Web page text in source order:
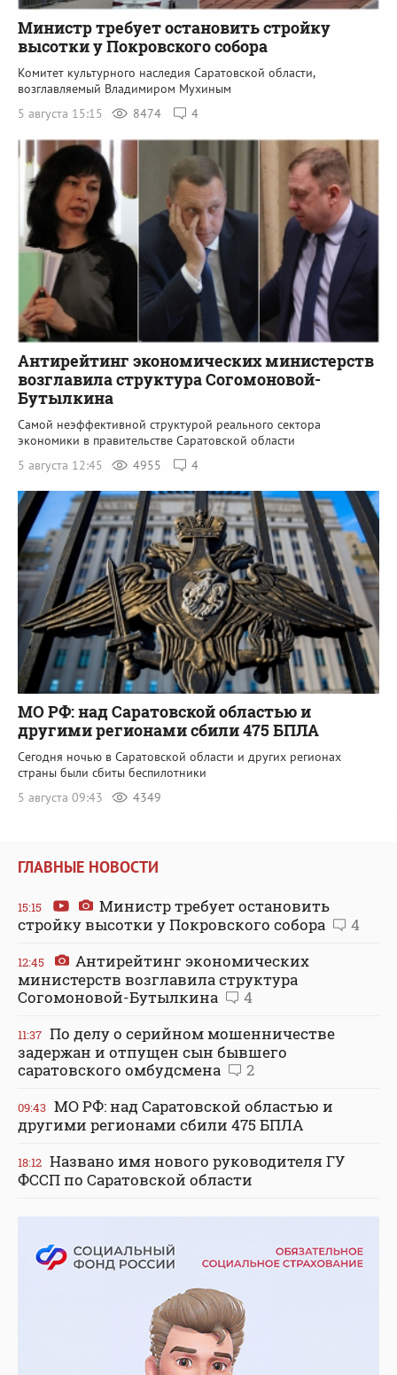
Министр требует остановить стройку
высотки у Покровского собора
Комитет культурного наследия Саратовской области,
возглавляемый Владимиром Мухиным
5 августа 15:15
8474 4
Антирейтинг экономических министерств
возглавила структура Согомоновой-
Бутылкина
Самой неэффективной структурой реального сектора
экономики в правительстве Саратовской области
5 августа 12:45
4955 4
МО РФ: над Саратовской областью и
другими регионами сбили 475 БПЛА
Сегодня ночью в Саратовской области и других регионах
страны были сбиты беспилотники
5 августа 09:43
4349
ГЛАВНЫЕ НОВОСТИ
15:15
Министр требует остановить
стройку высотки у Покровского собора
4
12:45
Антирейтинг экономических
министерств возглавила структура
Согомоновой-Бутылкина
4
11:37 По делу о серийном мошенничестве
задержан и отпущен сын бывшего
саратовского омбудсмена
2
09:43 МО РФ: над Саратовской областью и
другими регионами сбили 475 БПЛА
18:12 Названо имя нового руководителя ГУ
ФССП по Саратовской области